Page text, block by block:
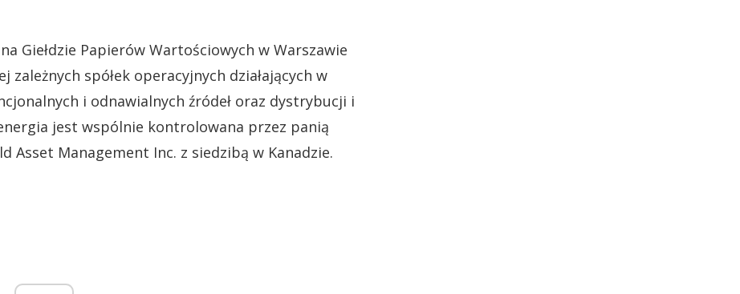
Giełdzie Papierów Wartościowych w Warszawie
zależnych spółek operacyjnych działających w
i odnawialnych źródeł oraz dystrybucji i
jest wspólnie kontrolowana przez panią
Asset Management Inc. z siedzibą w Kanadzie.